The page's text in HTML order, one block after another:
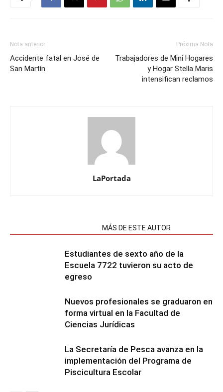
Nota anterior
Accidente fatal en José de
San Martín
Próxima Nota
Trabajadores de Mini Hogares
y Hogar Stella Maris
intensifican reclamos
LaPortada
MÁS DE ESTE AUTOR
Estudiantes de sexto año de la
Escuela 7722 tuvieron su acto de
egreso
Nuevos profesionales se graduaron en
forma virtual en la Facultad de
Ciencias Jurídicas
La Secretaría de Pesca avanza en la
implementación del Programa de
Piscicultura Escolar